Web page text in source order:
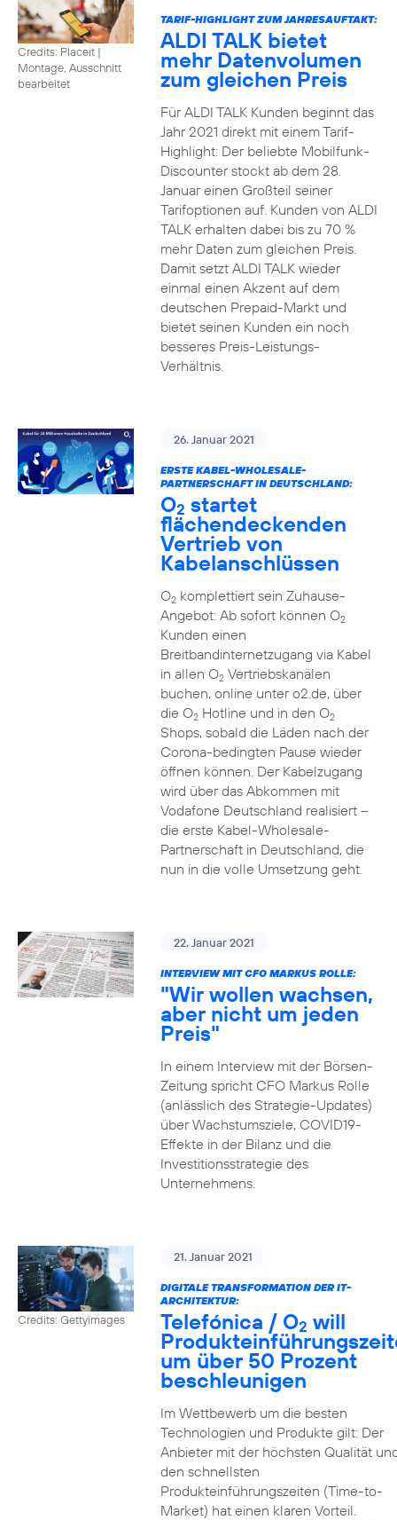
Credits: Placeit |
Montage, Ausschnitt
bearbeitet
TARIF-HIGHLIGHT ZUM JAHRESAUFTAKT:
ALDI TALK bietet
mehr Datenvolumen
zum gleichen Preis
Für ALDI TALK Kunden beginnt das
Jahr 2021 direkt mit einem Tarif-
Highlight: Der beliebte Mobilfunk-
Discounter stockt ab dem 28.
Januar einen Großteil seiner
Tarifoptionen auf. Kunden von ALDI
TALK erhalten dabei bis zu 70 %
mehr Daten zum gleichen Preis.
Damit setzt ALDI TALK wieder
einmal einen Akzent auf dem
deutschen Prepaid-Markt und
bietet seinen Kunden ein noch
besseres Preis-Leistungs-
Verhältnis.
26. Januar 2021
ERSTE KABEL-WHOLESALE-
PARTNERSCHAFT IN DEUTSCHLAND:
O2 startet
flächendeckenden
Vertrieb von
Kabelanschlüssen
O2komplettiert sein Zuhause-
Angebot: Ab sofort können O2
Kunden einen
Breitbandinternetzugang via Kabel
in allen O2Vertriebskanälen
buchen, online unter o2.de, über
die O2Hotline und in den O2
Shops, sobald die Läden nach der
Corona-bedingten Pause wieder
öffnen können. Der Kabelzugang
wird über das Abkommen mit
Vodafone Deutschland realisiert –
die erste Kabel-Wholesale-
Partnerschaft in Deutschland, die
nun in die volle Umsetzung geht.
22. Januar 2021
INTERVIEW MIT CFO MARKUS ROLLE:
"Wir wollen wachsen,
aber nicht um jeden
Preis"
In einem Interview mit der Börsen-
Zeitung spricht CFO Markus Rolle
(anlässlich des Strategie-Updates)
über Wachstumsziele, COVID19-
Effekte in der Bilanz und die
Investitionsstrategie des
Unternehmens.
Credits: Gettyimages
21. Januar 2021
DIGITALE TRANSFORMATION DER IT-
ARCHITEKTUR:
Telefónica / O2 will
um über 50 Prozent
beschleunigen
Im Wettbewerb um die besten
Technologien und Produkte gilt: Der
Anbieter mit der höchsten Qualität
den schnellsten
Produkteinführungszeiten (Time-to-
Market) hat einen klaren Vorteil.